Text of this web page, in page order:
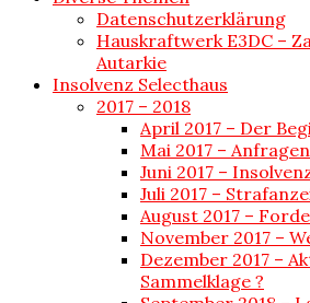
Datenschutzerklärung
Hauskraftwerk E3DC –
Autarkie
Insolvenz Selecthaus
2017 – 2018
April 2017 – Der
Mai 2017 –
Juni 2017 –
Juli 2017 –
August 2017 –
November 2017 –
Dezember 2017 –
Sammelklage ?